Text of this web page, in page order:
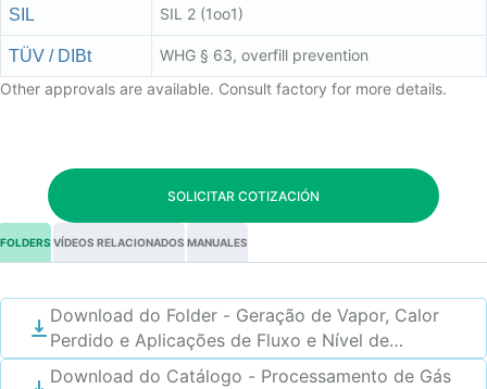
SIL SIL 2 (1oo1)
TÜV / DIBt
WHG § 63, overfill prevention
Other approvals are available. Consult factory for more details.
SOLICITAR COTIZACIÓN
FOLDERS VÍDEOS RELACIONADOS MANUALES
Download do Folder - Geração de Vapor, Calor
Perdido e Aplicações de Fluxo e Nível de
Recuperação de Condensado
Download do Catálogo - Processamento de Gás